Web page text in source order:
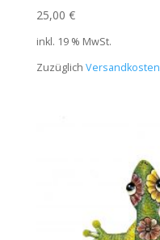
25,00 €
inkl. 19 % MwSt.
Zuzüglich Versandkosten